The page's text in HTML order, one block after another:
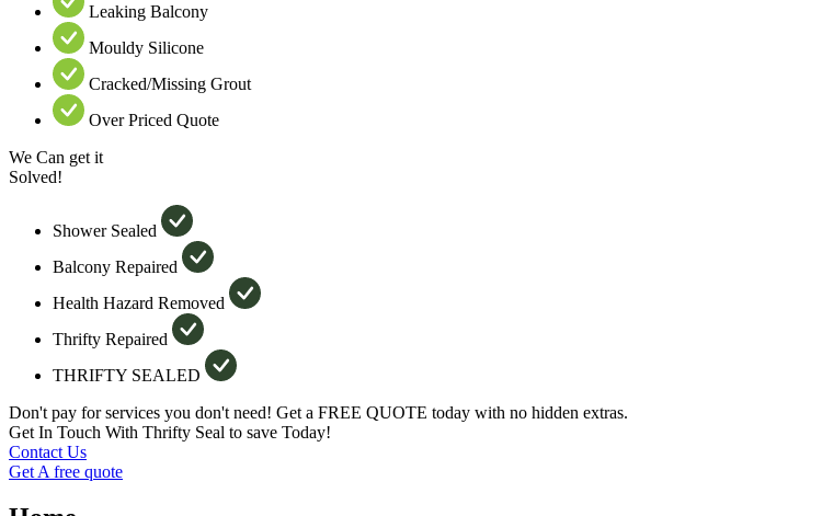
Leaking Balcony
Mouldy Silicone
Cracked/Missing Grout
Over Priced Quote
We Can get it
Solved!
Shower Sealed
Balcony Repaired
Health Hazard Removed
Thrifty Repaired
THRIFTY SEALED
Don't pay for services you don't need! Get a FREE QUOTE today with no hidden extras.
Get In Touch With Thrifty Seal to save Today!
Contact Us
Get A free quote